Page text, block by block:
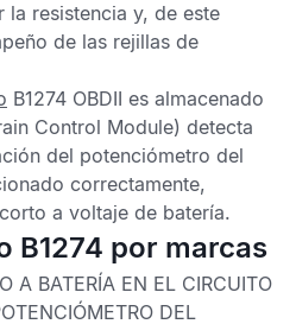
la resistencia y, de este
de las rejillas de
B1274 OBDII es almacenado
Control Module) detecta
del potenciómetro del
correctamente,
a voltaje de batería.
B1274 por marcas
A BATERÍA EN EL CIRCUITO
DEL